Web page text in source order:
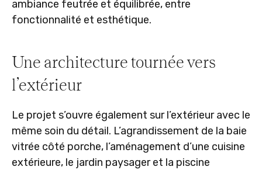
ambiance feutrée et équilibrée, entre
fonctionnalité et esthétique.
Une architecture tournée vers
l’extérieur
Le projet s’ouvre également sur l’extérieur avec le
même soin du détail. L’agrandissement de la baie
vitrée côté porche, l’aménagement d’une cuisine
extérieure, le jardin paysager et la piscine